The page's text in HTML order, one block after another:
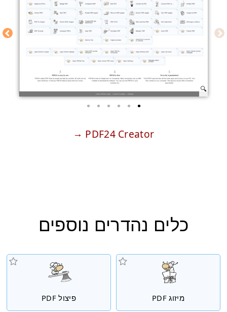
PDF24 Creator
כלים נהדרים נוספים
מיזוג PDF פיצול PDF